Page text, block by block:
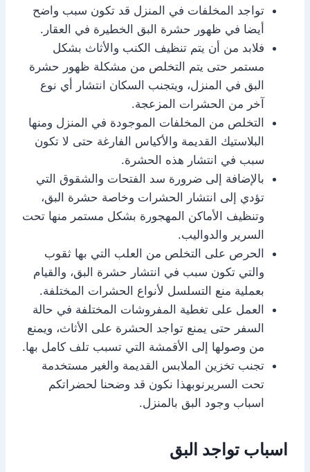
تواجد المخلفات في المنزل قد تكون سبب واضح
أيضا في ظهور حشرة البق الخطيرة في العقار.
فلابد من أن يتم تنظيف الكنب والأثاث بشكل
مستمر حتى يتم التخلص من مشكلة ظهور حشرة
البق في المنزل، ويتجنب السكان انتشار أي نوع
آخر من الحشرات المزعجة.
التخلص من المخلفات الموجودة في المنزل ومنها
البلاستيك القديمة والأكياس الفارغة حتى لا تكون
سبب في انتشار هذه الحشرة.
بالإضافة إلى ضرورة سد الفتحات والشقوق التي
تؤدي إلى انتشار الحشرات وخاصة حشرة البق،
وتنظيف الأماكن المهجورة بشكل مستمر منها تحت
السرير والدواليب.
الحرص على التخلص من العلب التي بها ثقوب
والتي تكون سبب في انتشار حشرة البق، والقيام
بعملية منع التسلسل لأنواع الحشرات المختلفة.
العمل على تغطية المفروشات المختلفة في حالة
السفر حتى يمنع تواجد الحشرة على الأثاث، ويمنع
من وصولها إلى الأقمشة التي تسبب تلف كامل بها.
تجنب تخزين الملابس القديمة والغير مستخدمة
تحت السريرنوبهذا نكون قد وضحنا لحضراتكم
اسباب وجود البق بالمنزل.
اسباب تواجد البق